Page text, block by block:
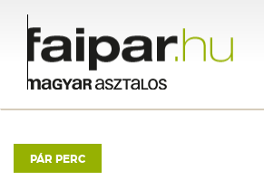
PÁR PERC